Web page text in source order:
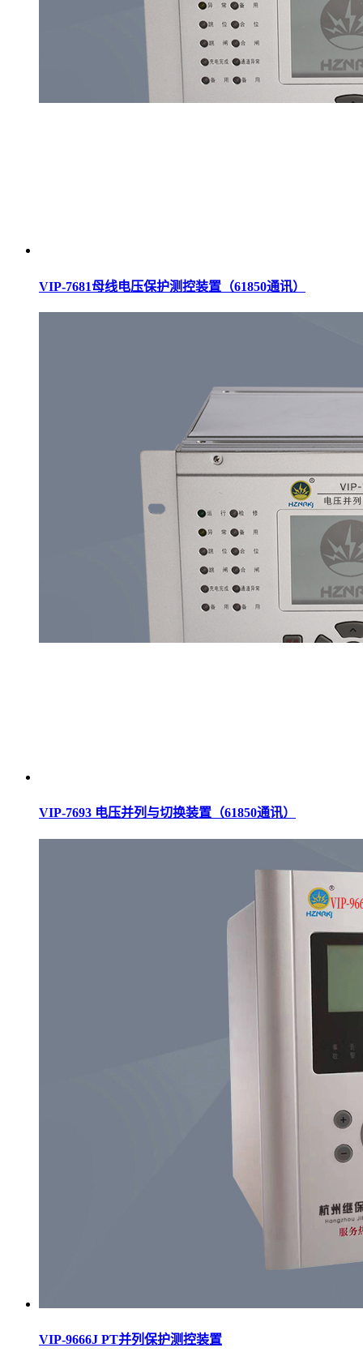
VIP-7681母线电压保护测控装置（61850通讯）
VIP-7693 电压并列与切换装置（61850通讯）
VIP-9666J PT并列保护测控装置